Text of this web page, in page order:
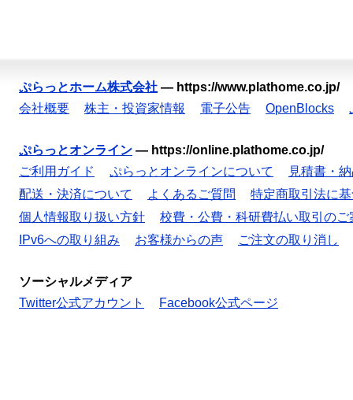
ぷらっとホーム株式会社 — https://www.plathome.co.jp/
会社概要
株主・投資家情報 電子公告 OpenBlocks
ぷらっとオンライン — https://online.plathome.co.jp/
ご利用ガイド
ぷらっとオンラインについて
見積書・
配送・決済について
よくあるご質問
特定商取引法に
個人情報取り扱い方針
校費・公費・科研費払い取引のご
IPv6への取り組み
お客様からの声 ご注文の取り消し
ソーシャルメディア
Twitter公式アカウント
Facebook公式ページ